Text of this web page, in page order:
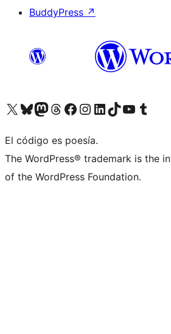
BuddyPress ↗
Visita nuestra cuenta de X (anteriormente Twitter)
Visita nuestra cuenta de Bluesky
Visita nuestra cuenta de Mastodon
Visita nuestra cuenta de Threads
Visita nuestra página de Facebook
Visita nuestra cuenta de Instagram
Visita nuestra cuenta de LinkedIn
Visita nuestra cuenta de TikTok
Visita nuestro canal de YouTube
Visita nuestra cuenta de
El código es poesía.
The WordPress® trademark is the
of the WordPress Foundation.